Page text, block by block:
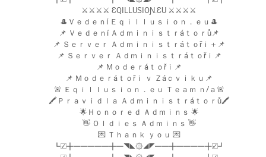
⚔⚔⚔⚔ ƐQILLUSIOƝ.ƐU ⚔⚔⚔⚔
🎩Ｖｅｄｅｎí Ｅｑｉｌｌｕｓｉｏｎ．ｅｕ🎩
📌 Ｖｅｄｅｎí Ａｄｍｉｎｉｓｔｒáｔｏｒů📌
📌 Ｓｅｒｖｅｒ Ａｄｍｉｎｉｓｔｒáｔｏřｉ＋📌
📌 Ｓｅｒｖｅｒ Ａｄｍｉｎｉｓｔｒáｔｏřｉ📌
📌 Ｍｏｄｅｒáｔｏřｉ📌
📌 Ｍｏｄｅｒáｔｏřｉ ｖ Ｚáｃｖｉｋｕ📌
🚨 Ｅｑｉｌｌｕｓｉｏｎ．ｅｕ Ｔｅａｍ ｎ/ａ🚨
🖍Ｐｒａｖｉｄｌａ Ａｄｍｉｎｉｓｔｒáｔｏｒů🖍
🌟Ｈｏｎｏｒｅｄ Ａｄｍｉｎｓ 🌟
👋 Ｏｌｄｉｅｓ Ａｄｍｉｎｓ 👋
💌 Ｔｈａｎｋ ｙｏｕ 💌
┗☑╋━━━━━╋━◥◣۞◢◤━━╋━━━━╋☑┛